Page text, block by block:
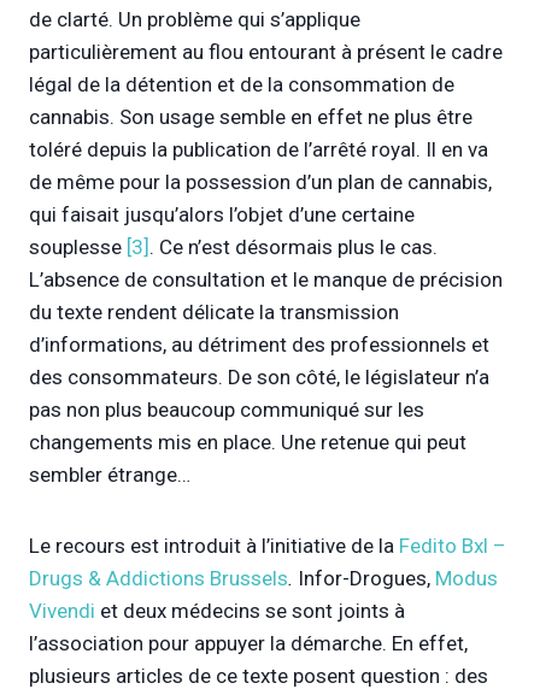
de clarté. Un problème qui s’applique
particulièrement au flou entourant à présent le cadre
légal de la détention et de la consommation de
cannabis. Son usage semble en effet ne plus être
toléré depuis la publication de l’arrêté royal. Il en va
de même pour la possession d’un plan de cannabis,
qui faisait jusqu’alors l’objet d’une certaine
souplesse [3] . Ce n’est désormais plus le cas.
L’absence de consultation et le manque de précision
du texte rendent délicate la transmission
d’informations, au détriment des professionnels et
des consommateurs. De son côté, le législateur n’a
pas non plus beaucoup communiqué sur les
changements mis en place. Une retenue qui peut
sembler étrange…
Le recours est introduit à l’initiative de la Fedito Bxl –
Drugs & Addictions Brussels. Infor-Drogues, Modus
Vivendi et deux médecins se sont joints à
l’association pour appuyer la démarche. En effet,
plusieurs articles de ce texte posent question : des